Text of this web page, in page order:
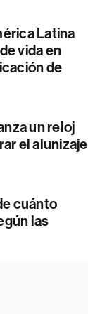
Latina
vida en
de
un reloj
el alunizaje
cuánto
las